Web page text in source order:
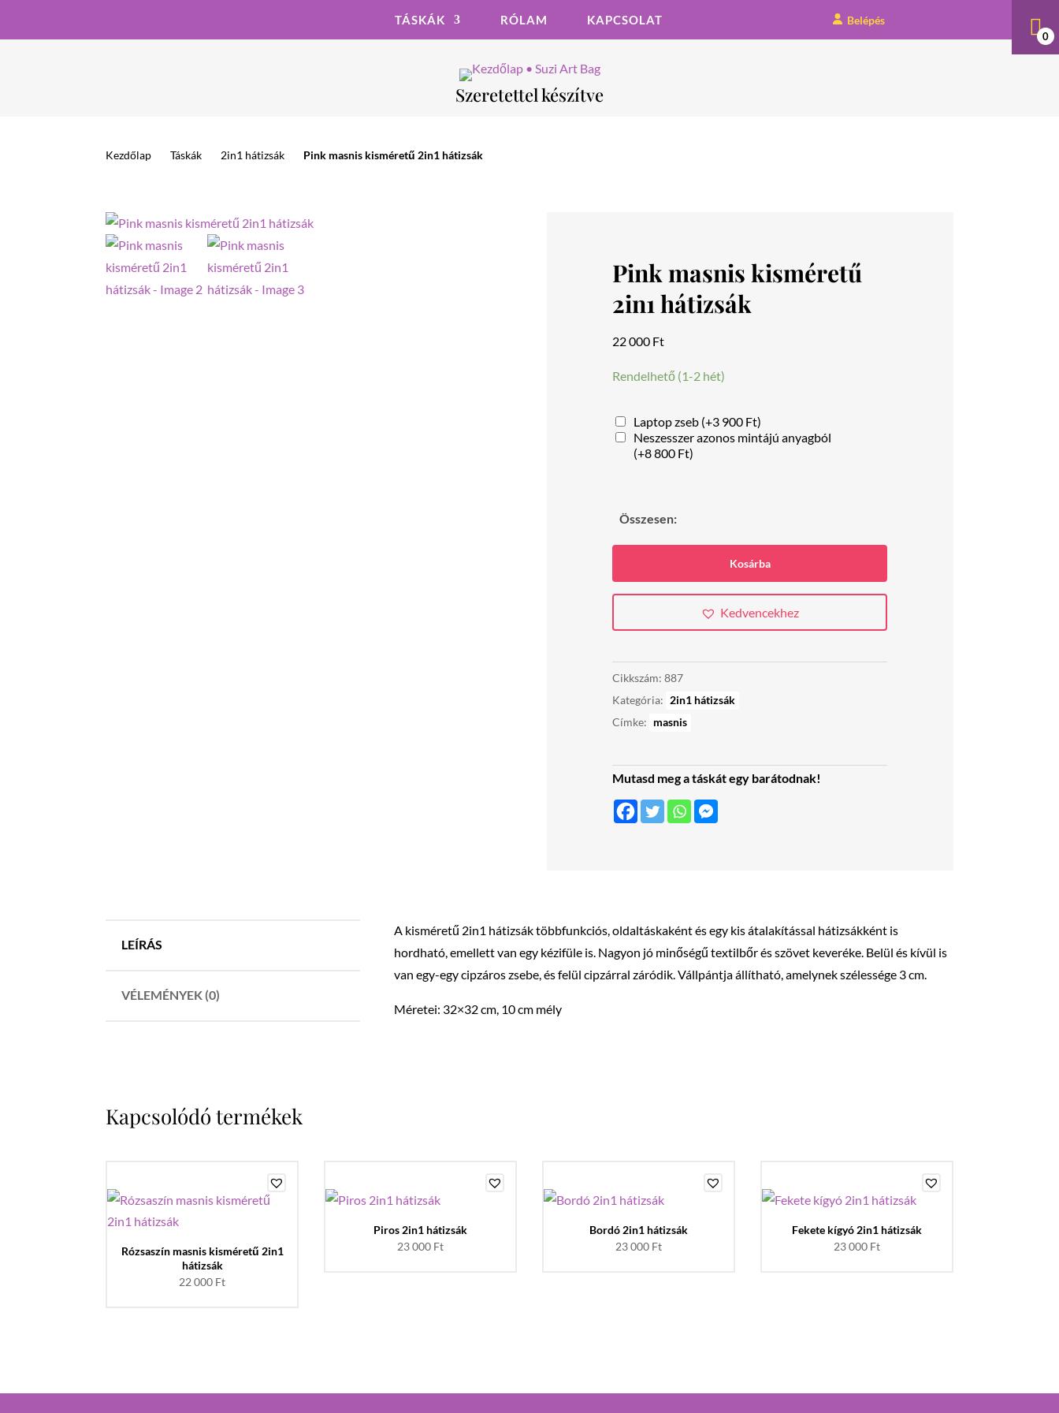
TÁSKÁK RÓLAM KAPCSOLAT Belépés
Szeretettel készítve
Kezdőlap Táskák 2in1 hátizsák Pink masnis kisméretű 2in1 hátizsák
Pink masnis kisméretű
2in1 hátizsák
22 000 Ft
Rendelhető (1-2 hét)
Laptop zseb (+3 900 Ft)
Neszesszer azonos mintájú anyagból
(+8 800 Ft)
Összesen:
masnis
kisméretű
mennyiség
Kosárba
Kedvencekhez
Cikkszám: 887
Kategória: 2in1 hátizsák
Címke: masnis
Mutasd meg a táskát egy barátodnak!
LEÍRÁS
VÉLEMÉNYEK (0)
A kisméretű 2in1 hátizsák többfunkciós, oldaltáskaként és egy kis átalakítással hátizsákként is
hordható, emellett van egy kézifüle is. Nagyon jó minőségű textilbőr és szövet keveréke. Belül és kívül is
van egy-egy cipzáros zsebe, és felül cipzárral záródik. Vállpántja állítható, amelynek szélessége 3 cm.
Méretei: 32×32 cm, 10 cm mély
Kapcsolódó termékek
Rózsaszín masnis kisméretű 2in1
hátizsák
22 000 Ft
Piros 2in1 hátizsák
23 000 Ft
Bordó 2in1 hátizsák
23 000 Ft
Fekete kígyó 2in1 hátizsák
23 000 Ft
0